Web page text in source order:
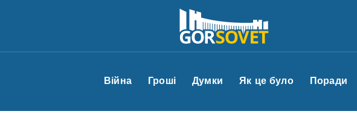
Війна Гроші Думки Як це було Поради